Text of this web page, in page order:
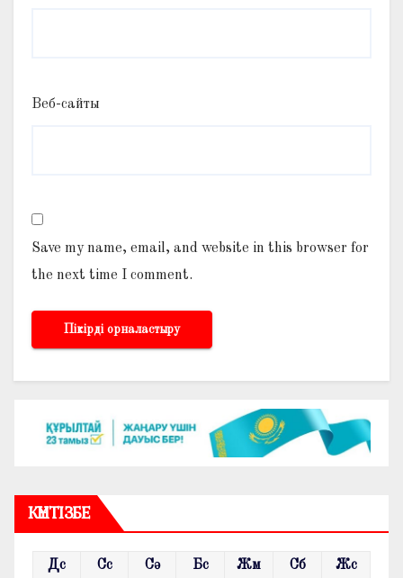
Веб-сайты
Save my name, email, and website in this browser for
the next time I comment.
КҮНТІЗБЕ
Дс Сс Сә Бс Жм Сб Жс